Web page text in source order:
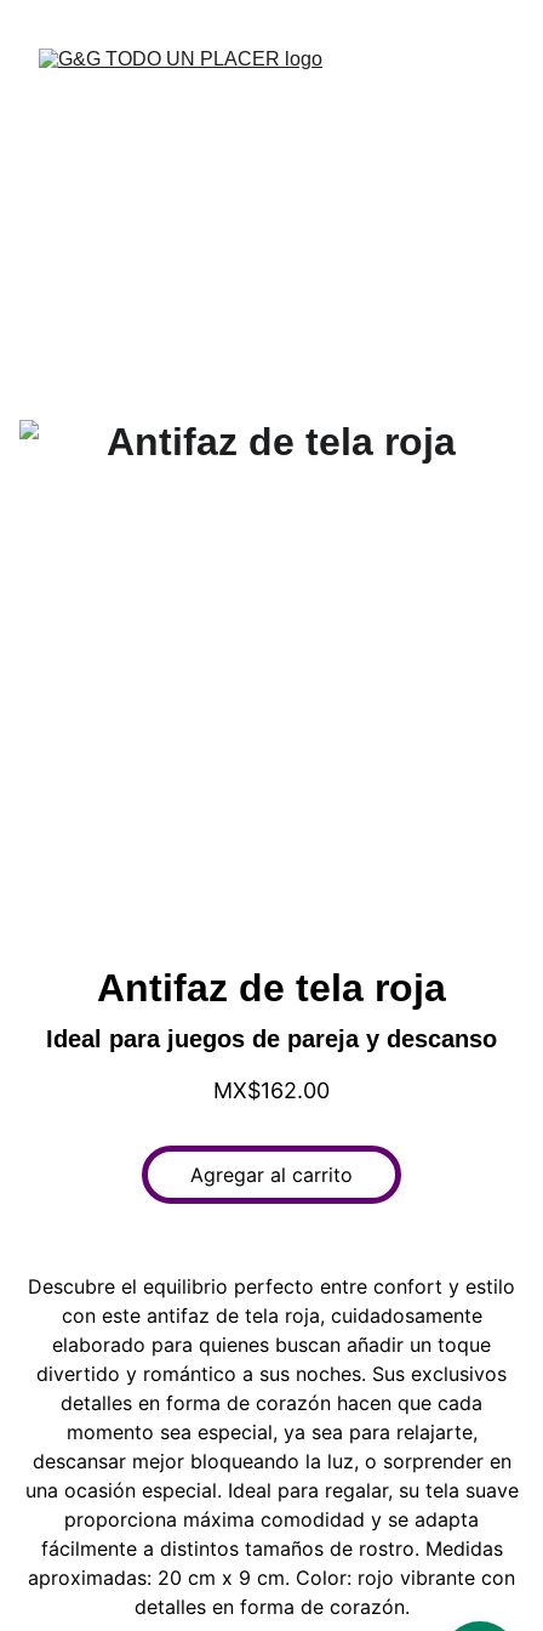
Antifaz de tela roja
Ideal para juegos de pareja y descanso
MX$162.00
Agregar al carrito
Descubre el equilibrio perfecto entre confort y estilo
con este antifaz de tela roja, cuidadosamente
elaborado para quienes buscan añadir un toque
divertido y romántico a sus noches. Sus exclusivos
detalles en forma de corazón hacen que cada
momento sea especial, ya sea para relajarte,
descansar mejor bloqueando la luz, o sorprender en
una ocasión especial. Ideal para regalar, su tela suave
proporciona máxima comodidad y se adapta
fácilmente a distintos tamaños de rostro. Medidas
aproximadas: 20 cm x 9 cm. Color: rojo vibrante con
detalles en forma de corazón.